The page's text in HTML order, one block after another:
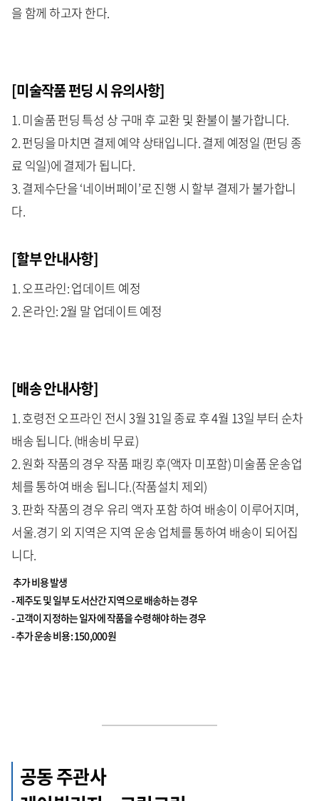
을 함께 하고자 한다.
[미술작품 펀딩 시 유의사항]
1. 미술품 펀딩 특성 상 구매 후 교환 및 환불이 불가합니다.
2. 펀딩을 마치면 결제 예약 상태입니다. 결제 예정일 (펀딩 종
료 익일)에 결제가 됩니다.
3. 결제수단을 ‘네이버페이’로 진행 시 할부 결제가 불가합니
다.
[할부 안내사항]
1. 오프라인: 업데이트 예정
2. 온라인: 2월 말 업데이트 예정
[배송 안내사항]
1. 호령전 오프라인 전시 3월 31일 종료 후 4월 13일 부터 순차
배송 됩니다. (배송비 무료)
2. 원화 작품의 경우 작품 패킹 후(액자 미포함) 미술품 운송업
체를 통하여 배송 됩니다.(작품설치 제외)
3. 판화 작품의 경우 유리 액자 포함 하여 배송이 이루어지며,
서울.경기 외 지역은 지역 운송 업체를 통하여 배송이 되어집
니다.
추가 비용 발생
- 제주도 및 일부 도서산간 지역으로 배송하는 경우
- 고객이 지정하는 일자에 작품을 수령해야 하는 경우
- 추가 운송 비용: 150,000원
공동 주관사